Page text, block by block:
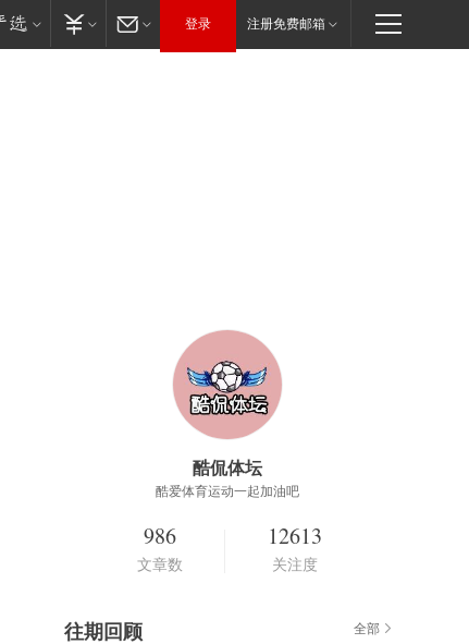
登录 注册免费邮箱
酷侃体坛
酷爱体育运动一起加油吧
986
文章数
12613
关注度
往期回顾 全部